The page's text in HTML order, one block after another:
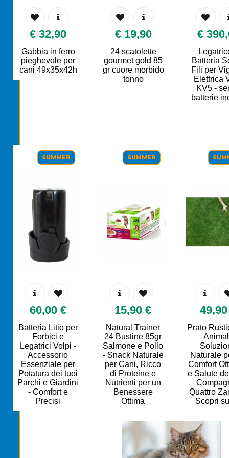
€ 19,90
24 scatolette
gourmet gold 85
gr cuore morbido
€ 390,00
Legatrice a
Batteria Senza
Fili per Vigneto
Elettrica Volpi
SUMMER
€ 15,90
Natural Trainer
24 Bustine 85gr
Salmone e Pollo
- Snack Naturale
per Cani, Ricco
di Proteine e
Nutrienti per un
Benessere
Ottima
SUMMER
€ 60,00
Batteria Litio per
Forbici e
Legatrici Volpi -
Accessorio
Essenziale per
Potatura dei tuoi
Parchi e Giardini
- Comfort e
SUMMER
€ 99,00
di Legno
by Basf
5
- Soluzione
per il
degli
Animali
Domestici |
e Salute
Giardinaggio